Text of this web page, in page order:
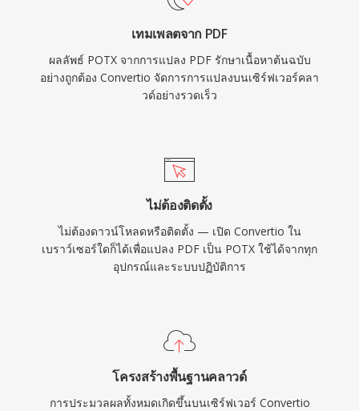
เทมเพลตจาก PDF
ผลลัพธ์ POTX จากการแปลง PDF รักษาเนื้อหาต้นฉบับ
อย่างถูกต้อง Convertio จัดการการแปลงบนเซิร์ฟเวอร์คลา
วด์อย่างรวดเร็ว
ไม่ต้องติดตั้ง
ไม่ต้องดาวน์โหลดหรือติดตั้ง — เปิด Convertio ใน
เบราว์เซอร์ใดก็ได้เพื่อแปลง PDF เป็น POTX ใช้ได้จากทุก
อุปกรณ์และระบบปฏิบัติการ
โครงสร้างพื้นฐานคลาวด์
การประมวลผลทั้งหมดเกิดขึ้นบนเซิร์ฟเวอร์ Convertio